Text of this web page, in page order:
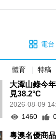
電台
體育 特稿
大潭山錄今
見38.2°C
2026-08-09
1460
粵澳名優商